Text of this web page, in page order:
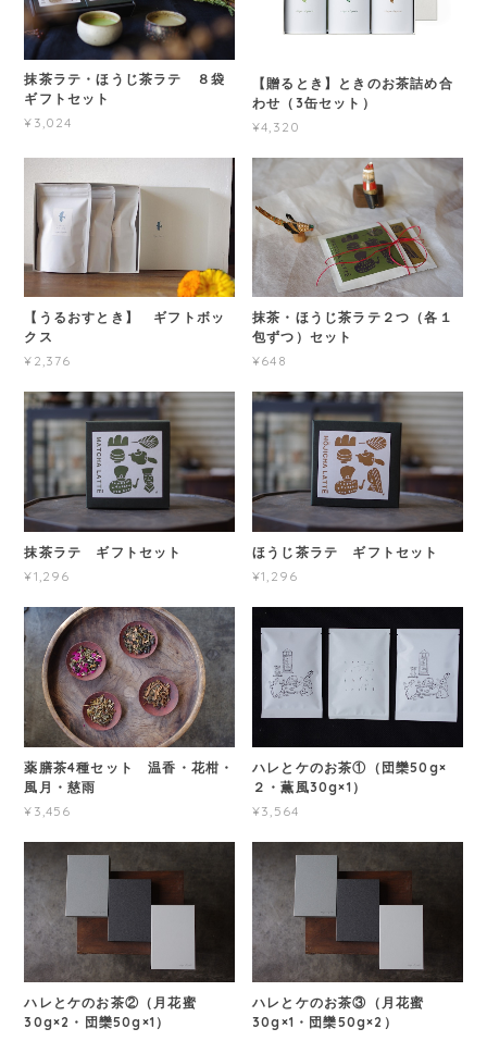
抹茶ラテ・ほうじ茶ラテ ８袋
ギフトセット
¥3,024
【贈るとき】ときのお茶詰め合
わせ（3缶セット）
¥4,320
【うるおすとき】 ギフトボッ
クス
¥2,376
抹茶・ほうじ茶ラテ２つ（各１
包ずつ）セット
¥648
抹茶ラテ ギフトセット
¥1,296
ほうじ茶ラテ ギフトセット
¥1,296
薬膳茶4種セット 温香・花柑・
風月・慈雨
¥3,456
ハレとケのお茶①（団欒50g×
２・薫風30g×1）
¥3,564
ハレとケのお茶②（月花蜜
30g×2・団欒50g×1）
ハレとケのお茶③（月花蜜
30g×1・団欒50g×2）